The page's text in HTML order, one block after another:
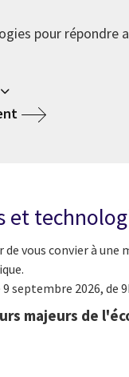
pour répondre
et
de vous convier à
septembre 2026, de
majeurs de